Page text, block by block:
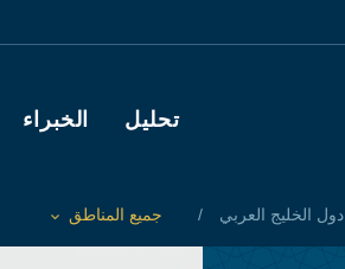
Main navigation
تحليل الخبراء
دول الخليج العربي
Toggle List of
جميع المناطق